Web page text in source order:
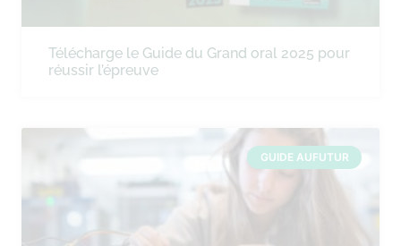
Télécharge le Guide du Grand oral 2025 pour
réussir l’épreuve
GUIDE AUFUTUR